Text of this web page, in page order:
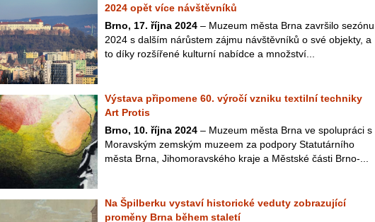
2024 opět více návštěvníků
Brno, 17. října 2024 – Muzeum města Brna završilo sezónu
2024 s dalším nárůstem zájmu návštěvníků o své objekty, a
to díky rozšířené kulturní nabídce a množství...
Výstava připomene 60. výročí vzniku textilní techniky
Art Protis
Brno, 10. října 2024 – Muzeum města Brna ve spolupráci s
Moravským zemským muzeem za podpory Statutárního
města Brna, Jihomoravského kraje a Městské části Brno-...
Na Špilberku vystaví historické veduty zobrazující
proměny Brna během staletí